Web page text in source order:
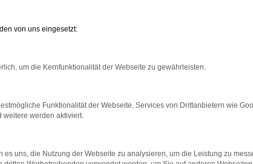
bestimmter Seiten verhindern. Funktioniert die
beheben.
auf dem neuesten Stand sind.
von uns eingesetzt:
um die Kernfunktionalität der Webseite zu gewährleisten.
Funktionalität der Webseite. Services von Drittanbietern wie
weitere werden aktiviert.
es uns, die Nutzung der Webseite zu analysieren, um die Leistung zu